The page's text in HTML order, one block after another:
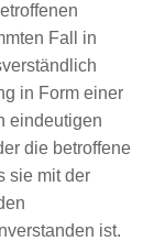
Fall in
in Form einer
eindeutigen
die betroffene
sie mit der
ist.